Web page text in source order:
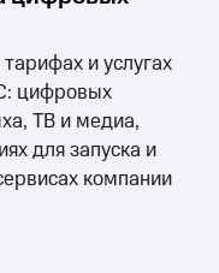
и услугах
цифровых
ТВ и медиа,
для запуска и
компании